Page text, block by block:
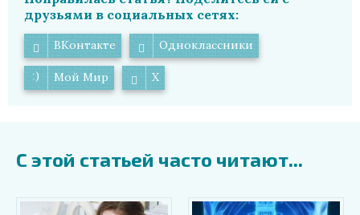
друзьями в социальных сетях:
ВКонтакте Одноклассники
Мой Мир X
С этой статьей часто читают...